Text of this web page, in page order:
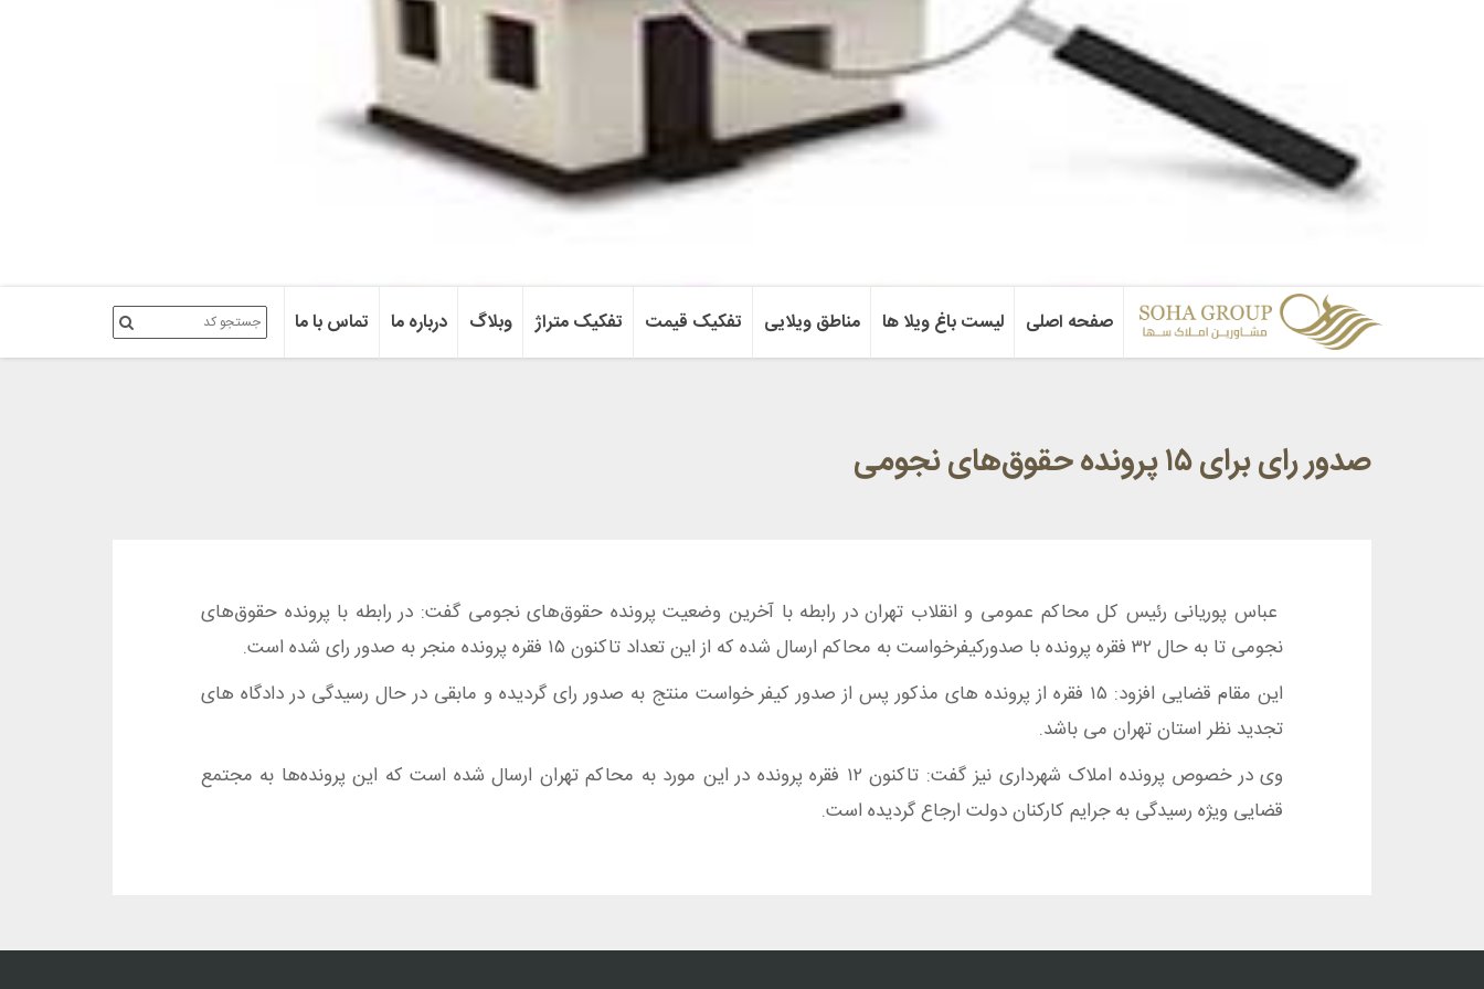
صفحه اصلی لیست باغ ویلا ها مناطق ویلایی تفکیک قیمت تفکیک متراژ وبلاگ درباره ما تماس با ما
صدور رای برای ۱۵ پرونده حقوق‌های نجومی
عباس پوریانی رئیس کل محاکم عمومی و انقلاب تهران در رابطه با آخرین وضعیت پرونده حقوق‌های نجومی گفت: در رابطه با پرونده حقوق‌های
نجومی تا به حال ۳۲ فقره پرونده با صدورکیفرخواست به محاکم ارسال شده که از این تعداد تاکنون ۱۵ فقره پرونده منجر به صدور رای شده است.
این مقام قضایی افزود: ۱۵ فقره از پرونده های مذکور پس از صدور کیفر خواست منتج به صدور رای گردیده و مابقی در حال رسیدگی در دادگاه های
تجدید نظر استان تهران می باشد.
وی در خصوص پرونده املاک شهرداری نیز گفت: تاکنون ۱۲ فقره پرونده در این مورد به محاکم تهران ارسال شده است که این پرونده‌ها به مجتمع
قضایی ویژه رسیدگی به جرایم کارکنان دولت ارجاع گردیده است.